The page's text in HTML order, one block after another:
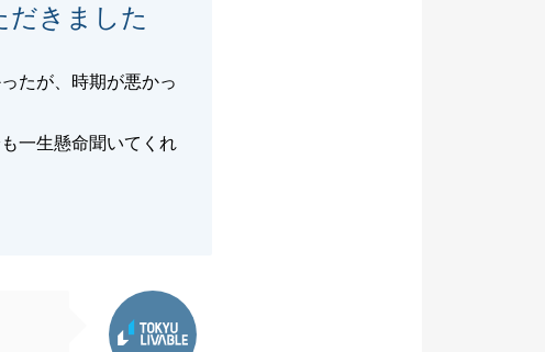
だきました
たが、時期が悪かっ
一生懸命聞いてくれ